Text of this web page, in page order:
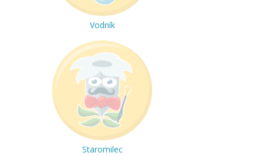
Vodník
Staromilec